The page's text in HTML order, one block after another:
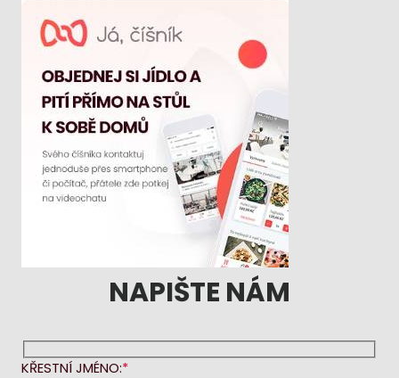
NAPIŠTE NÁM
KŘESTNÍ JMÉNO: